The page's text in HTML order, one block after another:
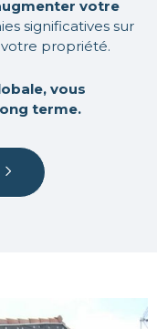
votre
significatives sur
propriété.
vous
terme.